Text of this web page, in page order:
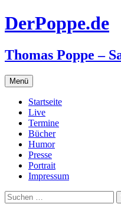
Zum
Inhalt
DerPoppe.de
Thomas Poppe –
Menü
Startseite
Live
Termine
Bücher
Humor
Presse
Portrait
Impressum
Suchen
nach: